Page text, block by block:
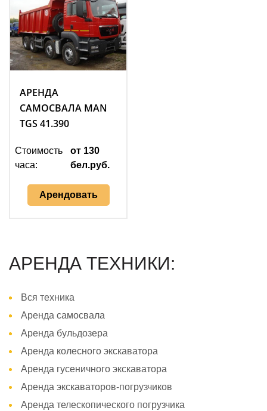
АРЕНДА
САМОСВАЛА MAN
TGS 41.390
Стоимость
часа:
от 130
бел.руб.
Арендовать
АРЕНДА ТЕХНИКИ:
Вся техника
Аренда самосвала
Аренда бульдозера
Аренда колесного экскаватора
Аренда гусеничного экскаватора
Аренда экскаваторов-погрузчиков
Аренда телескопического погрузчика